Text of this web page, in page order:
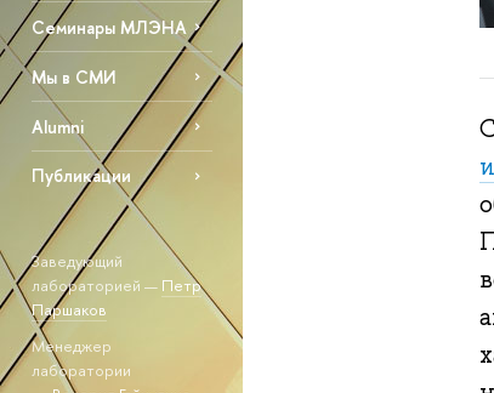
Семинары МЛЭНА
Мы в СМИ
Alumni
Публикации
Заведующий
лабораторией — Петр
Паршаков
Менеджер
лаборатории